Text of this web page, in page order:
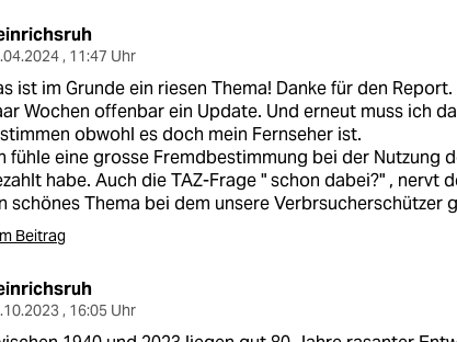
, 11:47 Uhr
ist im Grunde ein riesen Thema! Danke für den
Wochen offenbar ein Update. Und erneut muss ich
obwohl es doch mein Fernseher ist.
fühle eine grosse Fremdbestimmung bei der Nutzung
habe. Auch die TAZ-Frage " schon dabei?" , nervt
schönes Thema bei dem unsere Verbrsucherschützer
Beitrag
, 16:05 Uhr